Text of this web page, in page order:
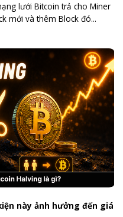
lưới Bitcoin trả cho Miner
mới và thêm Block đó...
này ảnh hưởng đến giá